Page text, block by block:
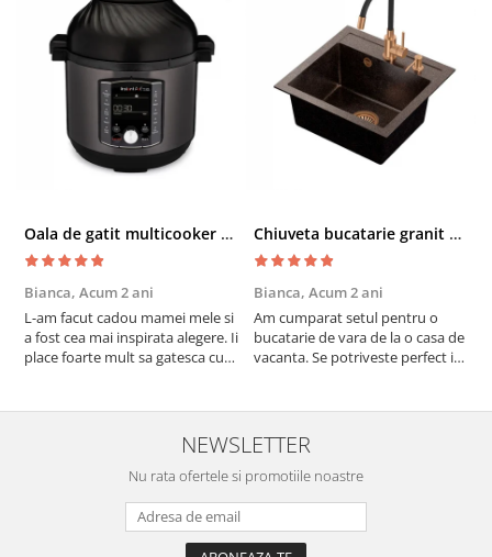
Oala de gatit multicooker 11 functii Instant Pot Pro Crisp 8 + Air Fryer 7.6 lt
Bianca, Acum 2 ani
L-am facut cadou mamei mele si
a fost cea mai inspirata alegere. Ii
place foarte mult sa gatesca cu
cratita...ma gandesc serios sa imi
cumpar si eu! Recomand mult !
Chiuveta bucatarie granit cu finisaj negru perlat/cupru Steingran Art Copper cu dozator si baterie Quadron
Bianca, Acum 2 ani
Am cumparat setul pentru o
bucatarie de vara de la o casa de
vacanta. Se potriveste perfect in
buna, recomand cu drag !
NEWSLETTER
Nu rata ofertele si promotiile noastre